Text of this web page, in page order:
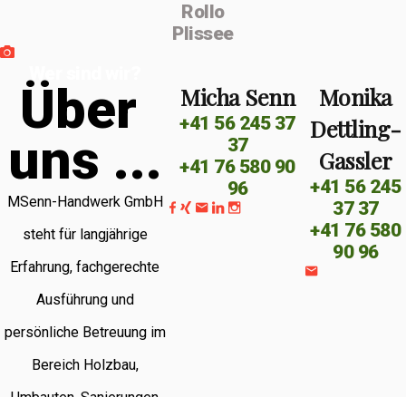
Rollo
Plissee
Über
uns ...
MSenn-Handwerk GmbH
steht für langjährige
Erfahrung, fachgerechte
Ausführung und
persönliche Betreuung im
Bereich Holzbau,
Micha Senn
+41 56 245 37
37
+41 76 580 90
96
Monika
Dettling-
Gassler
+41 56 245
37 37
+41 76 580
90 96